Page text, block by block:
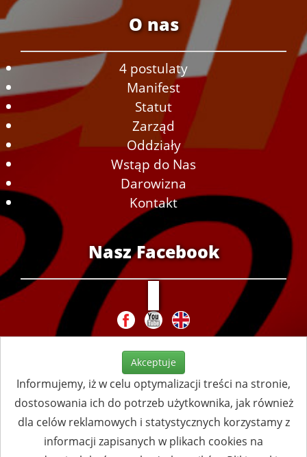
O nas
4 postulaty
Manifest
Statut
Zarząd
Oddziały
Wstąp do Nas
Darowizna
Kontakt
Nasz Facebook
Akceptuje
Informujemy, iż w celu optymalizacji treści na stronie,
dostosowania ich do potrzeb użytkownika, jak również
dla celów reklamowych i statystycznych korzystamy z
informacji zapisanych w plikach cookies na